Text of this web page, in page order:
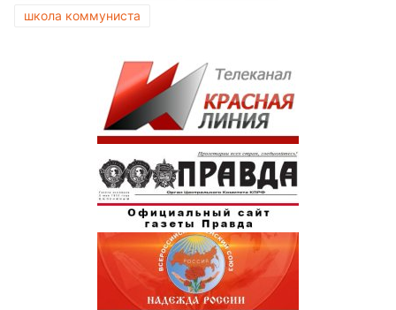
школа коммуниста